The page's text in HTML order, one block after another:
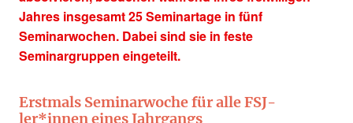
Jahres insgesamt 25 Seminartage in fünf
Seminarwochen. Dabei sind sie in feste
Seminargruppen eingeteilt.
Erstmals Seminarwoche für alle FSJ-
ler*innen eines Jahrgangs